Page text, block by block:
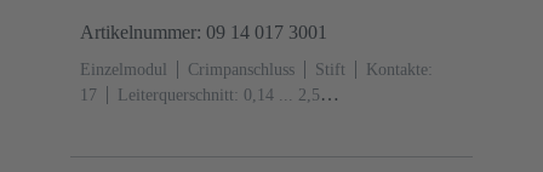
Artikelnummer: 09 14 017 3001
Einzelmodul Crimpanschluss Stift
Kontakte:
17
Leiterquerschnitt: 0,14 ... 2,5